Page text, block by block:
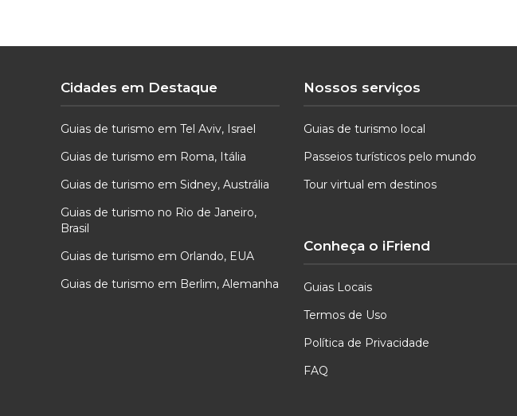
Cidades em Destaque
Guias de turismo em Tel Aviv, Israel
Guias de turismo em Roma, Itália
Guias de turismo em Sidney, Austrália
Guias de turismo no Rio de Janeiro,
Brasil
Guias de turismo em Orlando, EUA
Guias de turismo em Berlim, Alemanha
Nossos serviços
Guias de turismo local
Passeios turísticos pelo mundo
Tour virtual em destinos
Conheça o iFriend
Guias Locais
Termos de Uso
Política de Privacidade
FAQ